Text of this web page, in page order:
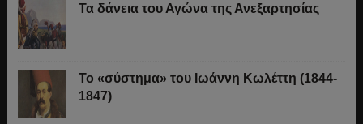
Τα δάνεια του Αγώνα της Ανεξαρτησίας
Το «σύστημα» του Ιωάννη Κωλέττη (1844-
1847)